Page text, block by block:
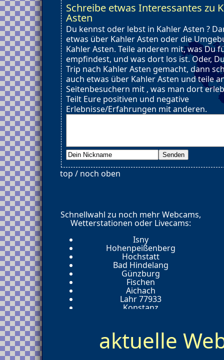
Schreibe etwas Interessantes zu
Asten
Du kennst oder lebst in Kahler Asten ?
etwas über Kahler Asten oder die
Kahler Asten. Teile anderen mit, was Du
empfindest, und was dort los ist. Oder,
Trip nach Kahler Asten gemacht, dann
auch etwas über Kahler Asten und teile
Seitenbesuchern mit , was man dort
Teilt Eure positiven und negative
Erlebnisse/Erfahrungen mit anderen.
top / noch oben
Schnellwahl zu noch mehr Webcams,
Wetterstationen oder Livecams:
Isny
Hohenpeißenberg
Hochstatt
Bad Hindelang
Günzburg
Fischen
Aichach
Lahr 77933
Konstanz
Lauda-Koenigshofen 97922
Hausen im Tal
Badenweiler
aktuelle